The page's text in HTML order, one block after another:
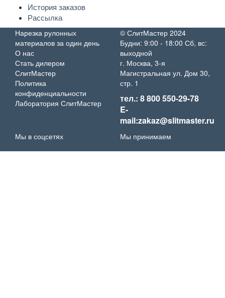
История заказов
Рассылка
Нарезка рулонных
материалов за один день
О нас
Стать дилером
СлитМастер
Политика
конфиденциальности
Лаборатория СлитМастер
© СлитМастер 2024
Будни: 9:00 - 18:00 Сб, вс:
выходной
г. Москва, 3-я
Магистральная ул. Дом 30,
стр. 1
тел.: 8 800 550-29-78
E-
mail:zakaz@slitmaster.ru
Мы в соцсетях Мы принимаем